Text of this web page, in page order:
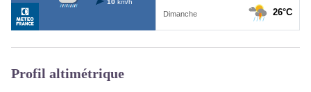
Profil altimétrique